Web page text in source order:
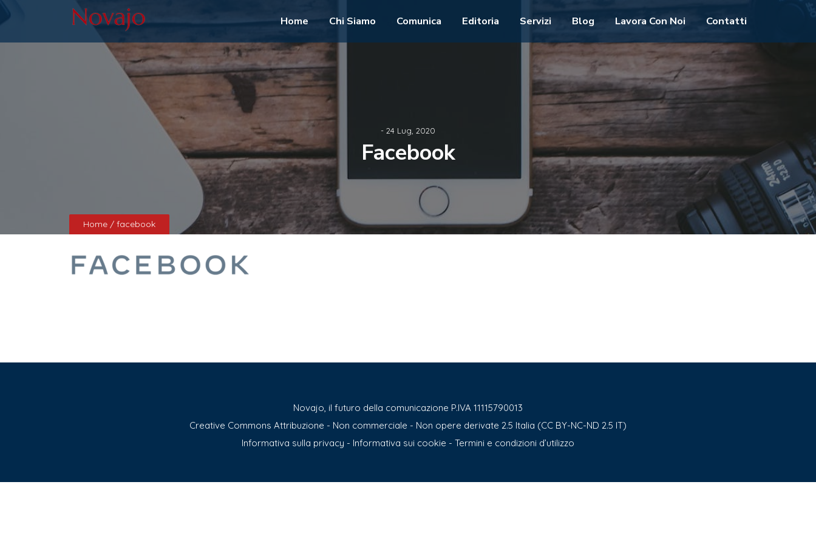
Home Chi Siamo Comunica Editoria Servizi Blog Lavora Con Noi Contatti
- 24 Lug, 2020
Facebook
Home / facebook
Novajo, il futuro della comunicazione P.IVA 11115790013
Creative Commons Attribuzione - Non commerciale - Non opere derivate 2.5 Italia (CC BY-NC-ND 2.5 IT)
Informativa sulla privacy - Informativa sui cookie - Termini e condizioni d’utilizzo